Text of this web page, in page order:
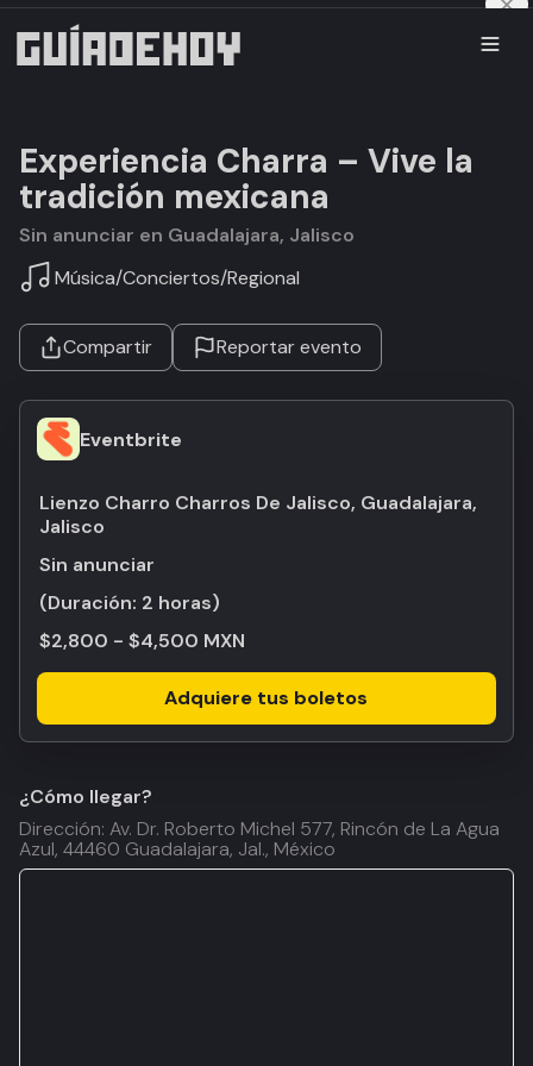
Experiencia Charra – Vive la
tradición mexicana
Sin anunciar en Guadalajara, Jalisco
Música/Conciertos/Regional
Compartir Reportar evento
Eventbrite
Lienzo Charro Charros De Jalisco, Guadalajara,
Jalisco
Sin anunciar
(Duración: 2 horas)
$2,800 - $4,500 MXN
Adquiere tus boletos
¿Cómo llegar?
Dirección: Av. Dr. Roberto Michel 577, Rincón de La Agua
Azul, 44460 Guadalajara, Jal., México